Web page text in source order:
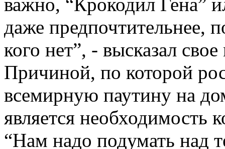
важно, “Крокодил Гена”
даже предпочтительнее,
кого нет”, - высказал
Причиной, по которой
всемирную паутину на
является необходимость
“Нам надо подумать над